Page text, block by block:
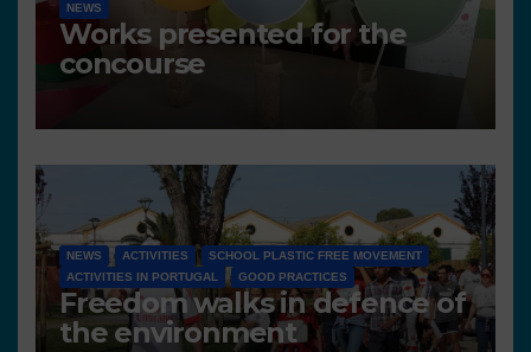
NEWS
Works presented for the
concourse
NEWS ACTIVITIES
SCHOOL PLASTIC FREE MOVEMENT
ACTIVITIES IN PORTUGAL
GOOD PRACTICES
Freedom walks in defence of
the environment